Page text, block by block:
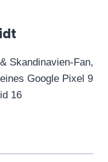
Skandinavien-Fan,
Google Pixel 9
16